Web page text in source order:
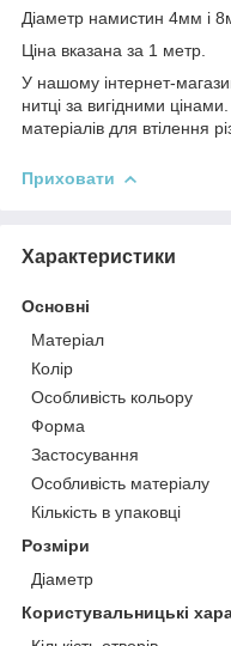
Діаметр намистин 4мм і
Ціна вказана за 1 метр.
У нашому інтернет-
нитці за вигідними
матеріалів для втілення
Приховати
Характеристики
Основні
Матеріал
Колір
Особливість кольору
Форма
Застосування
Особливість матеріалу
Кількість в упаковці
Розміри
Діаметр
Користувальницькі